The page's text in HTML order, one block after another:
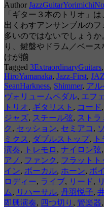
Author
「ギター３本のトリオ」
出くわすアンサンブルの
多いのではないでしょう
り、鍵盤やドラム／ベー
けが揃
Tagged 3ExtraordinaryGuitars,
HiroYamanaka, Jazz-First,
SeanHarkness, Shimmer, アル
ヴォリュームペダル, エフ
トリオ, ギタリスト , コード,
ジャズ, スチール弦, ストラ
ク , セッション, セミアコ ,
ミクス , ダブルストップ,
演奏, トレモロ , ナイロン弦,
アノ , ファンク , フラットト
イン, ボーカル, ホーン, ボ
ロディー, ライブ, リード,
ム, リハーサル, 丹羽悦子,
即興演奏, 四つ切り , 管楽器,